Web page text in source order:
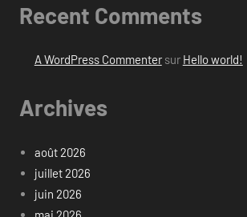
Recent Comments
A WordPress Commentersur Hello world!
Archives
août 2026
juillet 2026
juin 2026